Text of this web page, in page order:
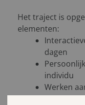
Het traject is
elementen:
dagen
individu
Werken
Het